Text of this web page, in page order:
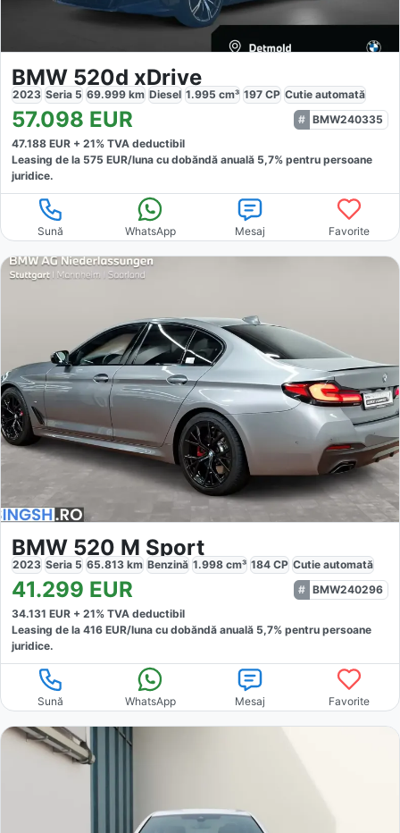
BMW 520d xDrive
2023 Seria 5 69.999 km Diesel 1.995 cm³ 197 CP Cutie automată
57.098 EUR
BMW240335
47.188 EUR + 21% TVA deductibil
Leasing de la 575 EUR/luna cu dobăndă anuală 5,7% pentru persoane
juridice.
Sună WhatsApp Mesaj Favorite
BMW 520 M Sport
2023 Seria 5 65.813 km Benzină 1.998 cm³ 184 CP Cutie automată
41.299 EUR
BMW240296
34.131 EUR + 21% TVA deductibil
Leasing de la 416 EUR/luna cu dobăndă anuală 5,7% pentru persoane
juridice.
Sună WhatsApp Mesaj Favorite